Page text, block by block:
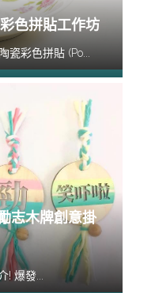
色拼貼工作坊
彩色拼貼 (Po...
志木牌創意掛
爆發...